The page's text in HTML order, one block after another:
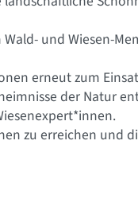
und Wiesen-
erneut zum
der Natur
zu erreichen und